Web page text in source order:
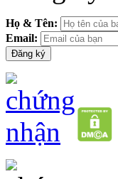
Họ & Tên:
Email: